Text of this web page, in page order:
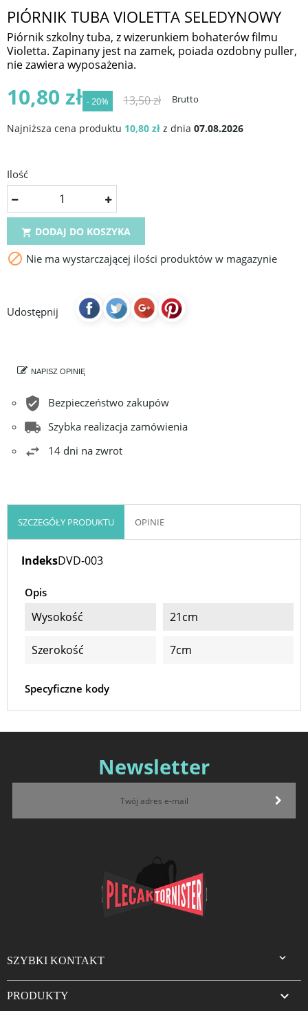
PIÓRNIK TUBA VIOLETTA SELEDYNOWY
Piórnik szkolny tuba, z wizerunkiem bohaterów filmu
Violetta. Zapinany jest na zamek, poiada ozdobny puller,
nie zawiera wyposażenia.
10,80 zł - 20% 13,50 zł Brutto
Najniższa cena produktu 10,80 zł z dnia 07.08.2026
Ilość
 DODAJ DO KOSZYKA
 Nie ma wystarczającej ilości produktów w magazynie
Udostępnij
NAPISZ OPINIĘ
Bezpieczeństwo zakupów
Szybka realizacja zamówienia
14 dni na zwrot
SZCZEGÓŁY PRODUKTU OPINIE
IndeksDVD-003
Opis
Wysokość 21cm
Szerokość 7cm
Specyficzne kody
Newsletter
SZYBKI KONTAKT 
PRODUKTY 